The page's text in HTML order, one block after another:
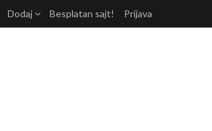
Dodaj Besplatan sajt! Prijava